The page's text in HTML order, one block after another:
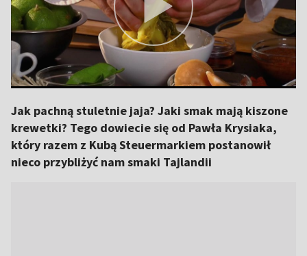
Jak pachną stuletnie jaja? Jaki smak mają kiszone
krewetki? Tego dowiecie się od Pawła Krysiaka,
który razem z Kubą Steuermarkiem postanowił
nieco przybliżyć nam smaki Tajlandii